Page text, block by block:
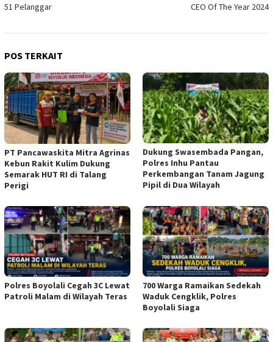
51 Pelanggar
CEO Of The Year 2024
POS TERKAIT
‎PT Pancawaskita Mitra Agrinas
Kebun Rakit Kulim Dukung
Semarak HUT RI di Talang
Perigi
Dukung Swasembada Pangan,
Polres Inhu Pantau
Perkembangan Tanam Jagung
Pipil di Dua Wilayah
Polres Boyolali Cegah 3C Lewat
Patroli Malam di Wilayah Teras
700 Warga Ramaikan Sedekah
Waduk Cengklik, Polres
Boyolali Siaga